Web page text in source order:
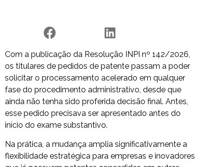
Com a publicação da Resolução INPI nº 142/2026,
os titulares de pedidos de patente passam a poder
solicitar o processamento acelerado em qualquer
fase do procedimento administrativo, desde que
ainda não tenha sido proferida decisão final. Antes,
esse pedido precisava ser apresentado antes do
início do exame substantivo.
Na prática, a mudança amplia significativamente a
flexibilidade estratégica para empresas e inovadores